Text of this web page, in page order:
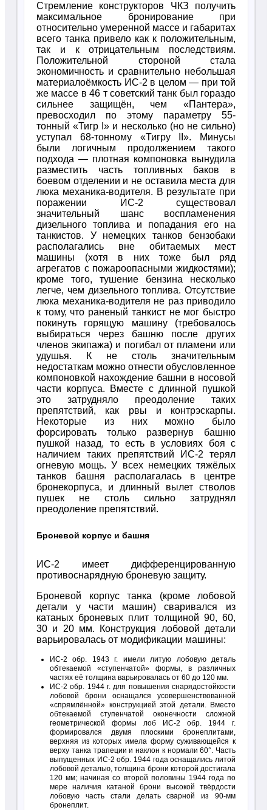
Стремление конструкторов ЧКЗ получить
максимальное бронирование при
относительно умеренной массе и габаритах
всего танка привело как к положительным,
так и к отрицательным последствиям.
Положительной стороной стала
экономичность и сравнительно небольшая
материалоёмкость ИС-2 в целом — при той
же массе в 46 т советский танк был гораздо
сильнее защищён, чем «Пантера»,
превосходил по этому параметру 55-
тонный «Тигр I» и несколько (но не сильно)
уступал 68-тонному «Тигру II». Минусы
были логичным продолжением такого
подхода — плотная компоновка вынудила
разместить часть топливных баков в
боевом отделении и не оставила места для
люка механика-водителя. В результате при
поражении ИС-2 существовал
значительный шанс воспламенения
дизельного топлива и попадания его на
танкистов. У немецких танков бензобаки
располагались вне обитаемых мест
машины (хотя в них тоже был ряд
агрегатов с пожароопасными жидкостями);
кроме того, тушение бензина несколько
легче, чем дизельного топлива. Отсутствие
люка механика-водителя не раз приводило
к тому, что раненый танкист не мог быстро
покинуть горящую машину (требовалось
выбираться через башню после других
членов экипажа) и погибал от пламени или
удушья. К не столь значительным
недостаткам можно отнести обусловленное
компоновкой нахождение башни в носовой
части корпуса. Вместе с длинной пушкой
это затрудняло преодоление таких
препятствий, как рвы и контрэскарпы.
Некоторые из них можно было
форсировать только развернув башню
пушкой назад, то есть в условиях боя с
наличием таких препятствий ИС-2 терял
огневую мощь. У всех немецких тяжёлых
танков башня располагалась в центре
бронекорпуса, и длинный вылет стволов
пушек не столь сильно затруднял
преодоление препятствий.
Броневой корпус и башня
ИС-2 имеет дифференцированную
противоснарядную броневую защиту.
Броневой корпус танка (кроме лобовой
детали у части машин) сваривался из
катаных броневых плит толщиной 90, 60,
30 и 20 мм. Конструкция лобовой детали
варьировалась от модификации машины:
ИС-2 обр. 1943 г. имели литую лобовую деталь
обтекаемой «ступенчатой» формы, в различных
частях её толщина варьировалась от 60 до 120 мм.
ИС-2 обр. 1944 г. для повышения снарядостойкости
лобовой брони оснащался усовершенствованной
«спрямлённой» конструкцией этой детали. Вместо
обтекаемой ступенчатой оконечности сложной
геометрической формы лоб ИС-2 обр. 1944 г.
формировался двумя плоскими бронеплитами,
верхняя из которых имела форму суживающейся к
верху танка трапеции и наклон к нормали 60°. Часть
выпущенных ИС-2 обр. 1944 года оснащались литой
лобовой деталью, толщина брони которой достигала
120 мм; начиная со второй половины 1944 года по
мере наличия катаной брони высокой твёрдости
лобовую часть стали делать сварной из 90-мм
бронеплит.